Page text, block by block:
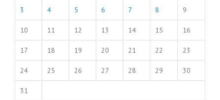
3 4 5 6 7 8 9
10 11 12 13 14 15 16
17 18 19 20 21 22 23
24 25 26 27 28 29 30
31